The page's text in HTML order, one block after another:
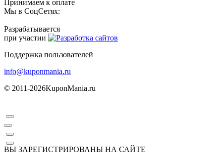
Принимаем к оплате
Мы в СоцСетях:
Разрабатывается
при участии
Поддержка пользователей
info@kuponmania.ru
© 2011-2026KuponMania.ru
ВЫ ЗАРЕГИСТРИРОВАНЫ НА САЙТЕ